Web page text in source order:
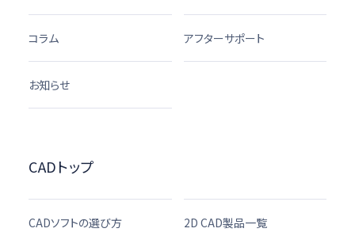
コラム アフターサポート
お知らせ
CADトップ
CADソフトの選び方 2D CAD製品一覧